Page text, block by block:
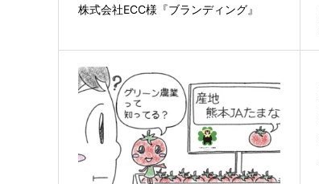
株式会社ECC様『ブランディング』